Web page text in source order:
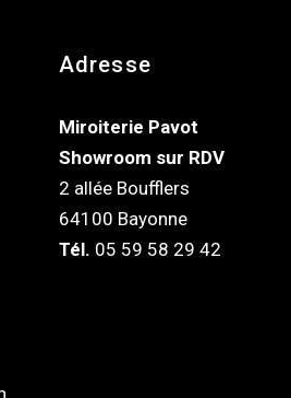
Adresse
Miroiterie Pavot
Showroom sur RDV
2 allée Boufflers
64100 Bayonne
Tél. 05 59 58 29 42